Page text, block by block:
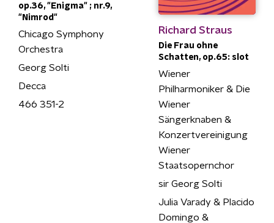
op.36, "Enigma" ; nr.9,
"Nimrod"
Chicago Symphony
Orchestra
Georg Solti
Decca
466 351-2
Richard Straus
Die Frau ohne
Schatten, op.65: slot
Wiener
Philharmoniker & Die
Wiener
Sängerknaben &
Konzertvereinigung
Wiener
Staatsopernchor
sir Georg Solti
Julia Varady & Placido
Domingo &